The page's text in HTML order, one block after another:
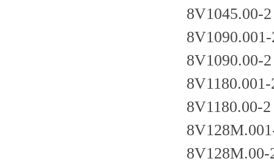
8V1045.00-2
8V1090.00-2
8V1180.001-
8V1180.00-2
8V128M.00-